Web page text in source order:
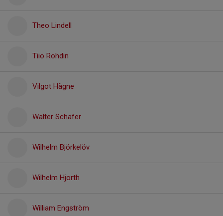
Theo Lindell
Tiio Rohdin
Vilgot Hägne
Walter Schäfer
Wilhelm Björkelöv
Wilhelm Hjorth
William Engström